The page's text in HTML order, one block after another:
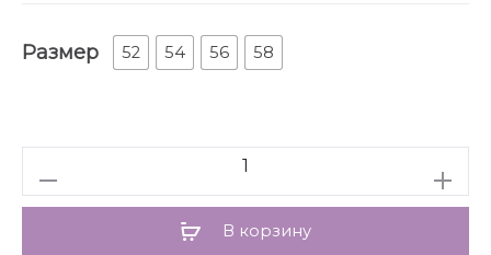
предусмотрены 2 волана на легкую сборку, что
создает романтический свободный образ! В платье
цветком из креп-шифона. Данная модель платья
можно дополнить поясом, который поможет
подчеркнуть талию, и сделает Вас королевой
любого торжества или пляжа вместе с этим
нарядным и праздничным летним платьем.
Размер 52 54 56 58
В корзину